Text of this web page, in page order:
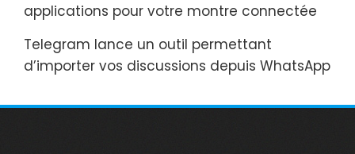
applications pour votre montre connectée
Telegram lance un outil permettant
d’importer vos discussions depuis WhatsApp